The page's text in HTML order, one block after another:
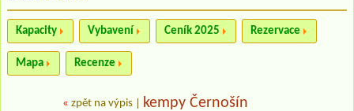
Kapacity Vybavení Ceník 2025 Rezervace
Mapa Recenze
« zpět na výpis kempy Černošín